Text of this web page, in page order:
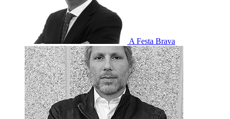
A Festa Brava